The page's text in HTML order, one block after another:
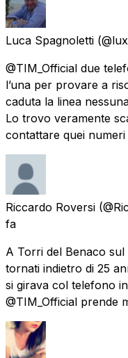
Luca Spagnoletti
@TIM_Official due
l’una per provare a
caduta la linea
Lo trovo veramente
contattare quei numeri
Riccardo Roversi
fa
A Torri del Benaco sul
tornati indietro di 25
si girava col telefono
@TIM_Official prende